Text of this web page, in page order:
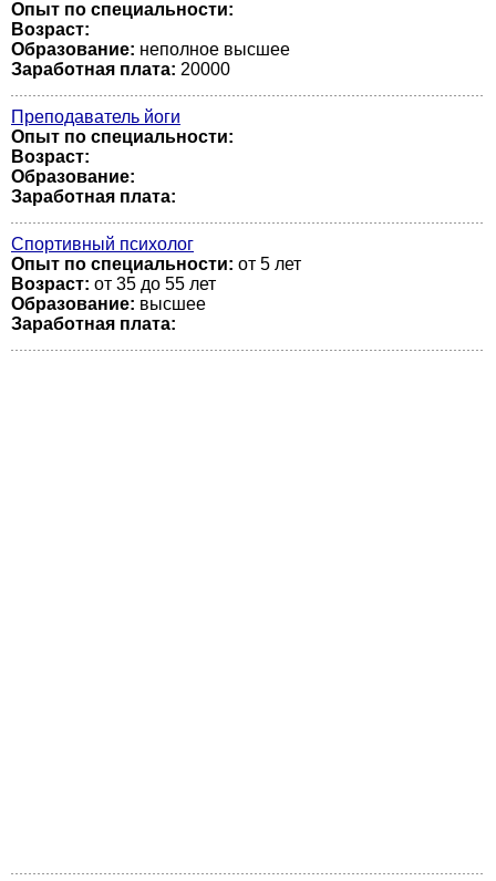
Опыт по специальности:
Возраст:
Образование: неполное высшее
Заработная плата: 20000
Преподаватель йоги
Опыт по специальности:
Возраст:
Образование:
Заработная плата:
Спортивный психолог
Опыт по специальности: от 5 лет
Возраст: от 35 до 55 лет
Образование: высшее
Заработная плата: